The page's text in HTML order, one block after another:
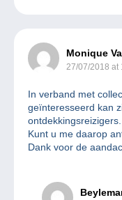
Monique
27/07/2018 at
In verband met
geïnteresseerd kan
ontdekkingsreizigers.
Kunt u me daarop
Dank voor de